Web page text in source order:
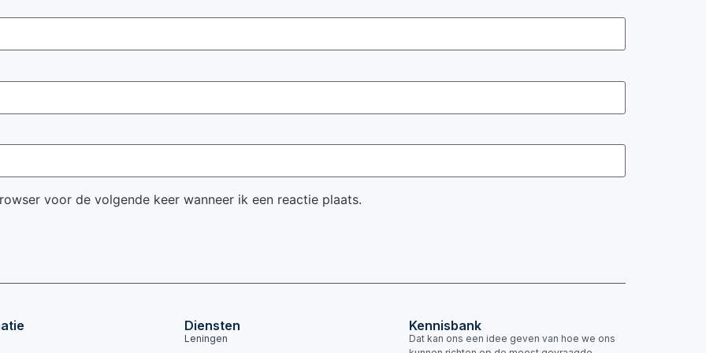
voor de volgende keer wanneer ik een reactie plaats.
Diensten
Leningen
Kennisbank
Dat kan ons een idee geven van hoe we ons